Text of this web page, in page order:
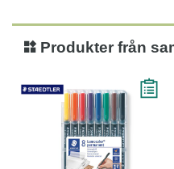
Produkter från